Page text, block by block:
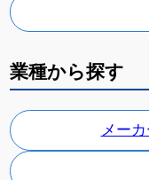
業種から探す
メー